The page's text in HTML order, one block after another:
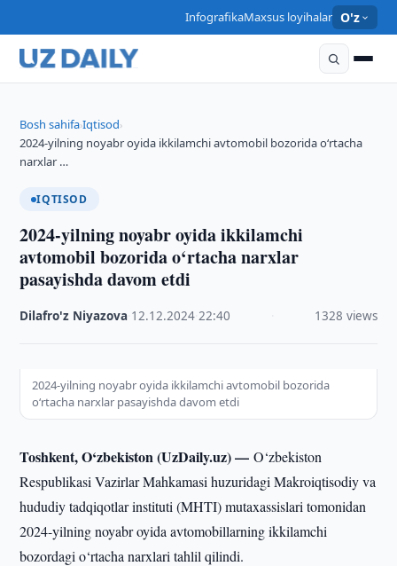
InfografikaMaxsus loyihalar O'z
Bosh sahifa›Iqtisod›
2024-yilning noyabr oyida ikkilamchi avtomobil bozorida o‘rtacha
narxlar …
IQTISOD
2024-yilning noyabr oyida ikkilamchi
avtomobil bozorida o‘rtacha narxlar
pasayishda davom etdi
Dilafro'z Niyazova 12.12.2024 ·22:40 1328 views
2024-yilning noyabr oyida ikkilamchi avtomobil bozorida
o‘rtacha narxlar pasayishda davom etdi
Toshkent, O‘zbekiston (UzDaily.uz) —O‘zbekiston
Respublikasi Vazirlar Mahkamasi huzuridagi Makroiqtisodiy va
hududiy tadqiqotlar instituti (MHTI) mutaxassislari tomonidan
2024-yilning noyabr oyida avtomobillarning ikkilamchi
bozordagi o‘rtacha narxlari tahlil qilindi.